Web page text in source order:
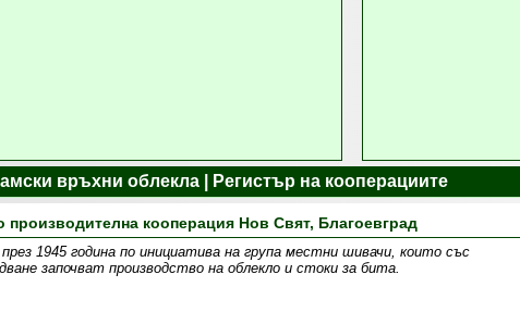
връхни облекла | Регистър на кооперациите
производителна кооперация Нов Свят, Благоевград
1945 година по инициатива на група местни шивачи, които със
започват производство на облекло и стоки за бита.